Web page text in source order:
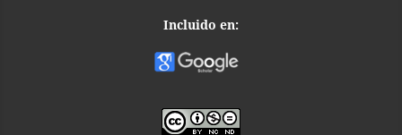
Incluido en: